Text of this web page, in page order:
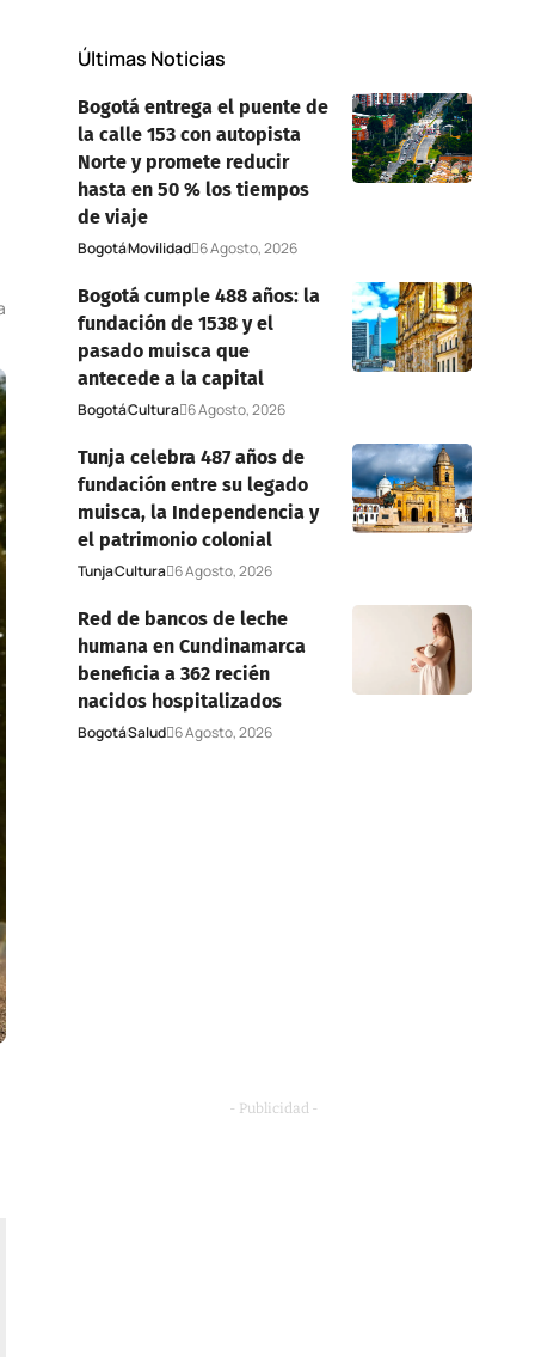
Últimas Noticias
Bogotá entrega el puente de
la calle 153 con autopista
Norte y promete reducir
hasta en 50 % los tiempos
de viaje
BogotáMovilidad 6 Agosto, 2026
Bogotá cumple 488 años: la
fundación de 1538 y el
pasado muisca que
antecede a la capital
BogotáCultura 6 Agosto, 2026
Tunja celebra 487 años de
fundación entre su legado
muisca, la Independencia y
el patrimonio colonial
TunjaCultura 6 Agosto, 2026
Red de bancos de leche
humana en Cundinamarca
beneficia a 362 recién
nacidos hospitalizados
BogotáSalud 6 Agosto, 2026
- Publicidad -